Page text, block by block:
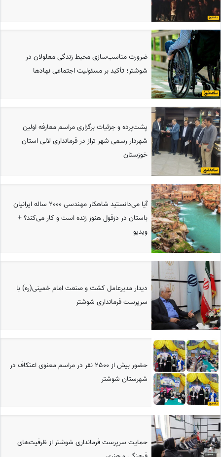
ضرورت مناسب‌سازی محیط زندگی معلولان در
شوشتر؛ تأکید بر مسئولیت اجتماعی نهادها
پشت‌پرده و جزئیات برگزاری مراسم معارفه اولین
شهردار رسمی شهر تراز در فرمانداری لالی استان
خوزستان
آیا می‌دانستید شاهکار مهندسی 2000 ساله ایرانیان
باستان در دزفول هنوز زنده است و کار می‌کند؟ +
ویدیو
دیدار مدیرعامل کشت و صنعت امام خمینی(ره) با
سرپرست فرمانداری شوشتر
حضور بیش از 2500 نفر در مراسم معنوی اعتکاف در
شهرستان شوشتر
حمایت سرپرست فرمانداری شوشتر از ظرفیت‌های